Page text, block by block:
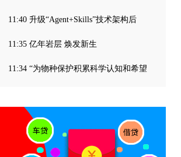
11:40 升级“Agent+Skills”技术架构后
11:35 亿年岩层 焕发新生
11:34 “为物种保护积累科学认知和希望